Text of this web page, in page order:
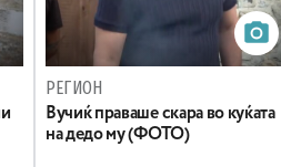
РЕГИОН
Вучиќ праваше скара во куќата
на дедо му (ФОТО)